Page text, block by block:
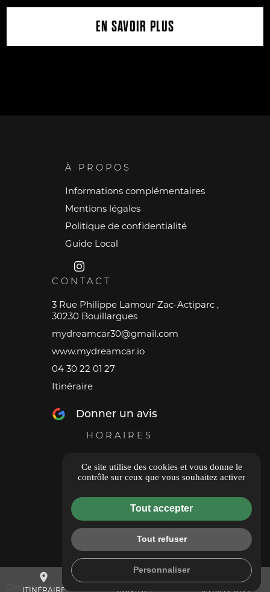
EN SAVOIR PLUS
place
ITINÉRAIRE CONTACT 04 30 22 01 27
À PROPOS
Informations complémentaires
Mentions légales
Politique de confidentialité
Guide Local
CONTACT
3 Rue Philippe Lamour Zac-Actiparc ,
30230 Bouillargues
mydreamcar30@gmail.com
www.mydreamcar.io
04 30 22 01 27
Itinéraire
Donner un avis
HORAIRES
Du Lundi au Vendredi
08h à 12h - 14h à 18h
Dimanche fermé
Gestion des cookies
Ce site utilise des cookies et vous donne le
contrôle sur ceux que vous souhaitez activer
Tout accepter
Tout refuser
Personnaliser